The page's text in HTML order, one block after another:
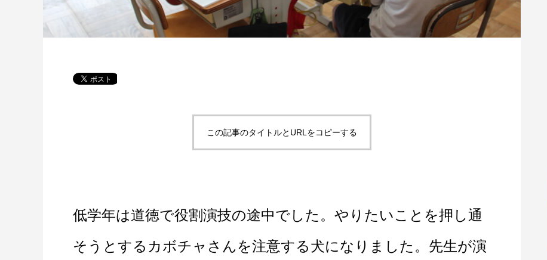
この記事のタイトルとURLをコピーする
低学年は道徳で役割演技の途中でした。やりたいことを押し通
そうとするカボチャさんを注意する犬になりました。先生が演